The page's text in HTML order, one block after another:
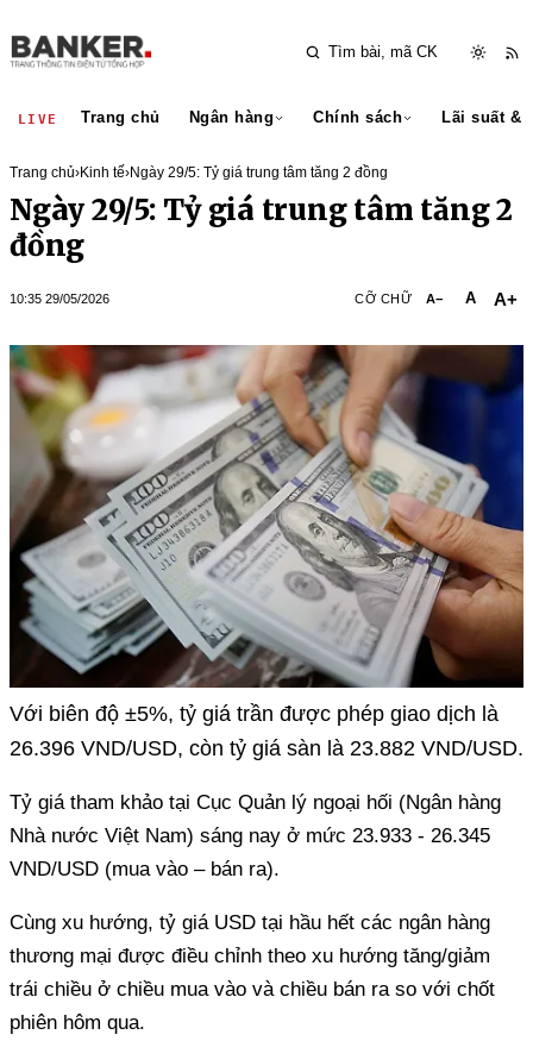
LIVE Trang chủ Ngân hàng Chính sách Lãi suất &
Trang chủ›Kinh tế›Ngày 29/5: Tỷ giá trung tâm tăng 2 đồng
Ngày 29/5: Tỷ giá trung tâm tăng 2
đồng
10:35 29/05/2026 CỠ CHỮ A− A A+
Với biên độ ±5%, tỷ giá trần được phép giao dịch là
26.396 VND/USD, còn tỷ giá sàn là 23.882 VND/USD.
Tỷ giá tham khảo tại Cục Quản lý ngoại hối (Ngân hàng
Nhà nước Việt Nam) sáng nay ở mức 23.933 - 26.345
VND/USD (mua vào – bán ra).
Cùng xu hướng, tỷ giá USD tại hầu hết các ngân hàng
thương mại được điều chỉnh theo xu hướng tăng/giảm
trái chiều ở chiều mua vào và chiều bán ra so với chốt
phiên hôm qua.